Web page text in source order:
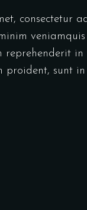
consectetur
reprehenderit
proident, sunt